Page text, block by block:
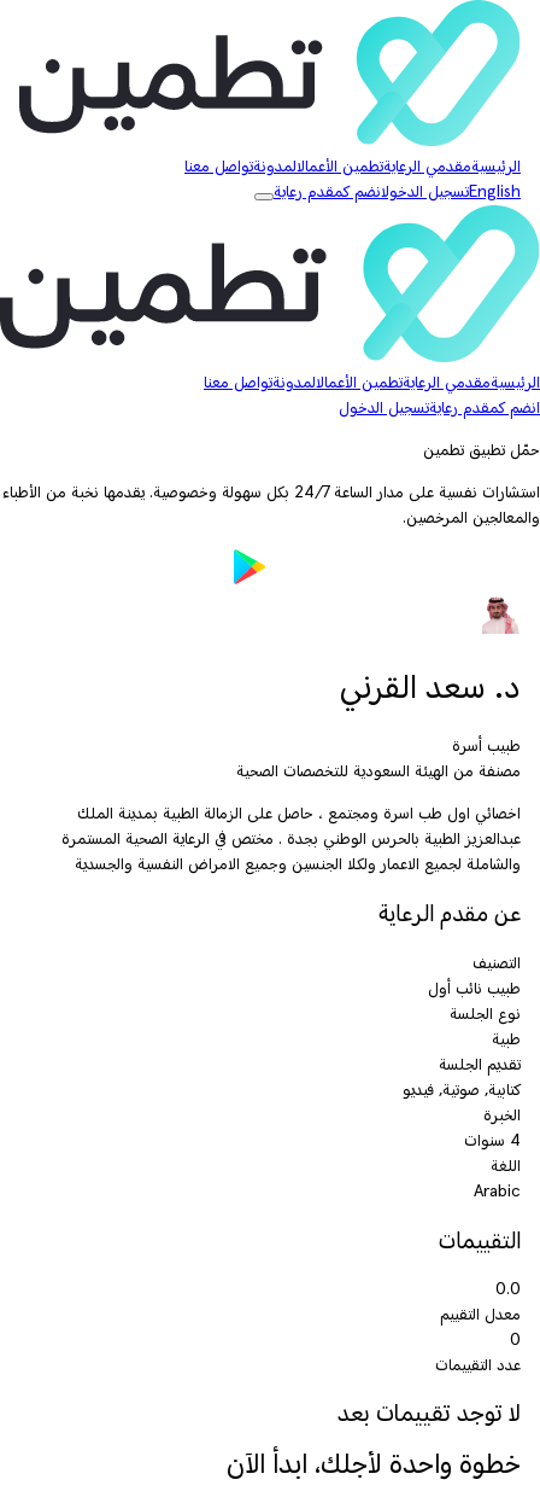
الرئيسيةمقدمي الرعايةتطمين الأعمالالمدونةتواصل معنا
Englishتسجيل الدخولانضم كمقدم رعاية
الرئيسيةمقدمي الرعايةتطمين الأعمالالمدونةتواصل معنا
انضم كمقدم رعايةتسجيل الدخول
حمّل تطبيق تطمين
استشارات نفسية على مدار الساعة 24/7 بكل سهولة وخصوصية. يقدمها نخبة من الأطباء
والمعالجين المرخصين.
د. سعد القرني
طبيب أسرة
مصنفة من الهيئة السعودية للتخصصات الصحية
اخصائي اول طب اسرة ومجتمع ، حاصل على الزمالة الطبية بمدينة الملك
عبدالعزيز الطبية بالحرس الوطني بجدة . مختص في الرعاية الصحية المستمرة
والشاملة لجميع الاعمار ولكلا الجنسين وجميع الامراض النفسية والجسدية
عن مقدم الرعاية
التصنيف
طبيب نائب أول
نوع الجلسة
طبية
تقديم الجلسة
كتابية, صوتية, فيديو
الخبرة
4 سنوات
اللغة
Arabic
التقييمات
0.0
معدل التقييم
0
عدد التقييمات
لا توجد تقييمات بعد
خطوة واحدة لأجلك، ابدأ الآن